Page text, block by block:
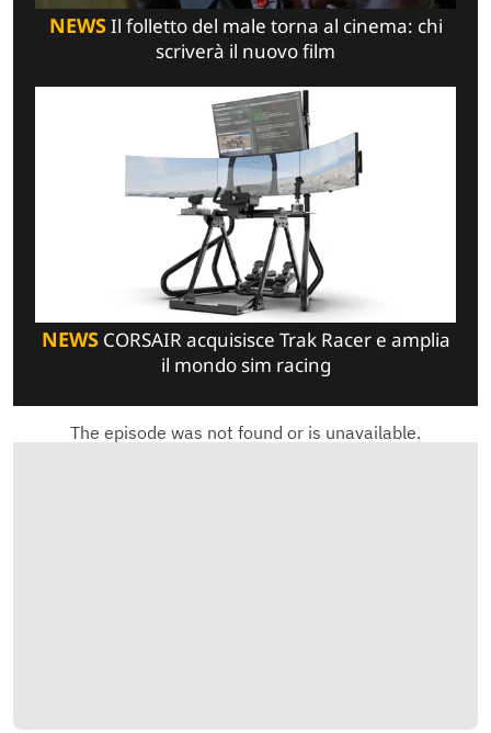
NEWSIl folletto del male torna al cinema: chi
scriverà il nuovo film
NEWSCORSAIR acquisisce Trak Racer e amplia
il mondo sim racing